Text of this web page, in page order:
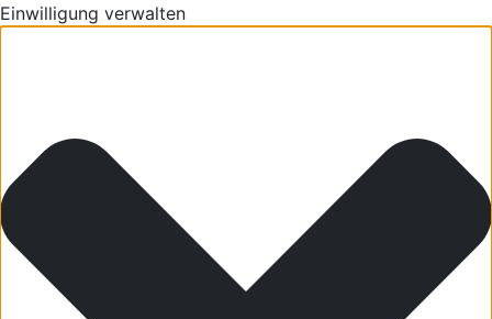
Einwilligung verwalten